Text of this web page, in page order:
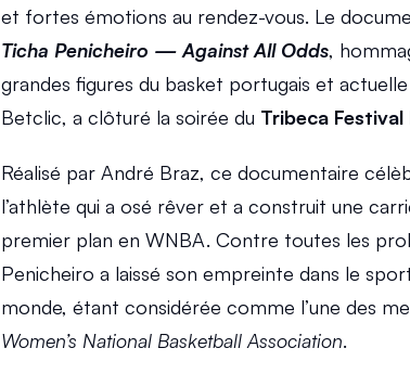
et fortes émotions au rendez-vous. Le
Ticha Penicheiro — Against All Odds,
grandes figures du basket portugais et
Betclic, a clôturé la soirée du Tribeca Festival
Réalisé par André Braz, ce documentaire
l’athlète qui a osé rêver et a construit une
premier plan en WNBA. Contre toutes les
Penicheiro a laissé son empreinte dans le
Women’s National Basketball Association.